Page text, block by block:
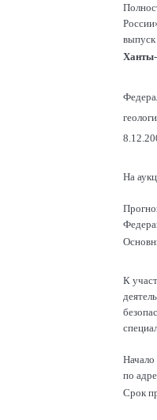
выпуск
На
К
Начало
по
Срок